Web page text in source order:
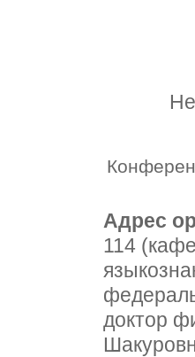
Адрес
114
доктор